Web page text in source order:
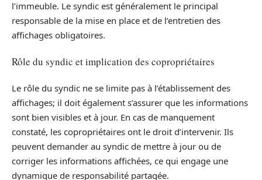
l’immeuble. Le syndic est généralement le principal
responsable de la mise en place et de l’entretien des
affichages obligatoires.
Rôle du syndic et implication des copropriétaires
Le rôle du syndic ne se limite pas à l’établissement des
affichages; il doit également s’assurer que les informations
sont bien visibles et à jour. En cas de manquement
constaté, les copropriétaires ont le droit d’intervenir. Ils
peuvent demander au syndic de mettre à jour ou de
corriger les informations affichées, ce qui engage une
dynamique de responsabilité partagée.